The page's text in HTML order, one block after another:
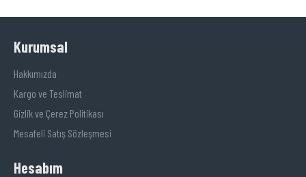
Kurumsal
Hakkımızda
Kargo ve Teslimat
Gizlik ve Çerez Politikası
Mesafeli Satış Sözleşmesi
Hesabım